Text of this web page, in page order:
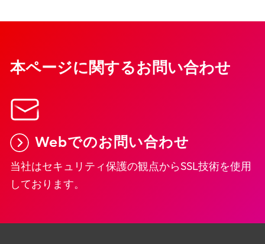
本ページに関するお問い合わせ
Webでのお問い合わせ
当社はセキュリティ保護の観点からSSL技術を使用
しております。